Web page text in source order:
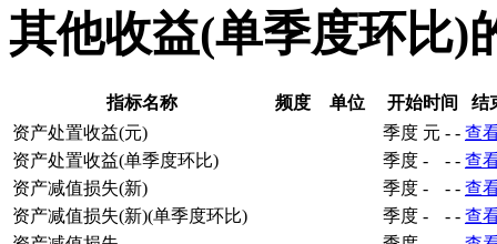
其他收益(单季度环比)
指标名称 频度 单位 开始时间
结
资产处置收益(元)
季度 元 - - 查
资产处置收益(单季度环比)
季度 - - - 查
资产减值损失(新)
季度 - - - 查
资产减值损失(新)(单季度环比)
季度 - - - 查